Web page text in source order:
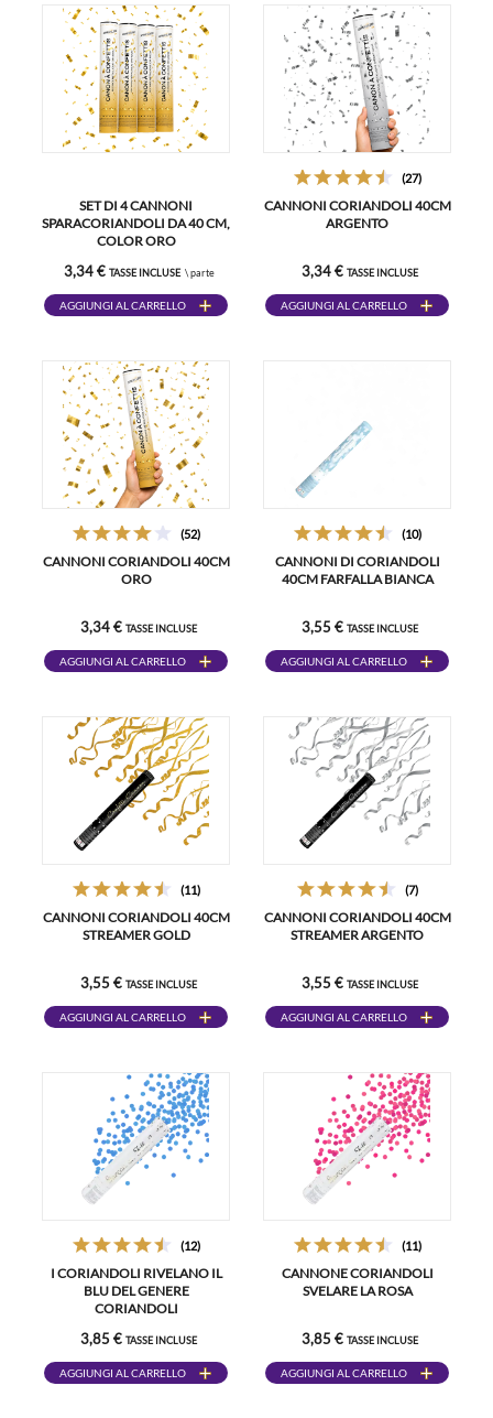
SET DI 4 CANNONI
SPARACORIANDOLI DA 40 CM,
COLOR ORO
3,34 € TASSE INCLUSE\ parte
AGGIUNGI AL CARRELLO
(27)
CANNONI CORIANDOLI 40CM
ARGENTO
3,34 € TASSE INCLUSE
AGGIUNGI AL CARRELLO
(52)
CANNONI CORIANDOLI 40CM
ORO
3,34 € TASSE INCLUSE
AGGIUNGI AL CARRELLO
(10)
CANNONI DI CORIANDOLI
40CM FARFALLA BIANCA
3,55 € TASSE INCLUSE
AGGIUNGI AL CARRELLO
(11)
CANNONI CORIANDOLI 40CM
STREAMER GOLD
3,55 € TASSE INCLUSE
AGGIUNGI AL CARRELLO
(7)
CANNONI CORIANDOLI 40CM
STREAMER ARGENTO
3,55 € TASSE INCLUSE
AGGIUNGI AL CARRELLO
(12)
I CORIANDOLI RIVELANO IL
BLU DEL GENERE
CORIANDOLI
3,85 € TASSE INCLUSE
AGGIUNGI AL CARRELLO
(11)
CANNONE CORIANDOLI
SVELARE LA ROSA
3,85 € TASSE INCLUSE
AGGIUNGI AL CARRELLO